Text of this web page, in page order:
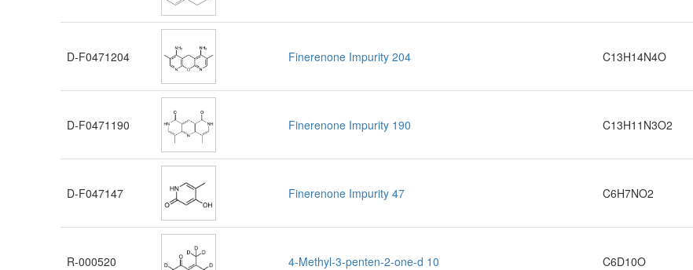
D-F0471204 Finerenone Impurity 204 C13H14N4O
D-F0471190 Finerenone Impurity 190 C13H11N3O2
D-F047147 Finerenone Impurity 47 C6H7NO2
R-000520 4-Methyl-3-penten-2-one-d 10 C6D10O